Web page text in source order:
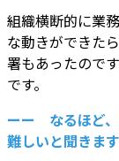
組織横断的に業
な動きができた
署もあったので
です。
ーー なるほど、
難しいと聞きま